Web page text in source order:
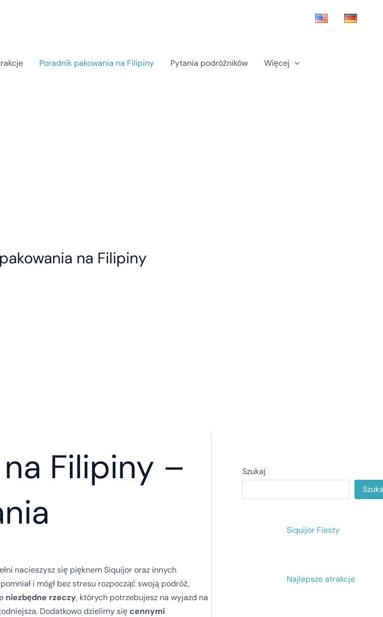
Poradnik pakowania na Filipiny Pytania podróżników Więcej
na Filipiny
Filipiny –
nacieszysz się pięknem Siquijor oraz innych
i mógł bez stresu rozpocząć swoją podróż,
niezbędne rzeczy, których potrzebujesz na wyjazd na
Dodatkowo dzielimy sięcennymi
Szukaj
Siquijor Fiesty
Najlepsze atrakcje